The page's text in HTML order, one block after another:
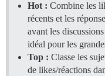
Hot : Combine les
récents et les
avant les
idéal pour les
Top : Classe les
de likes/réactions